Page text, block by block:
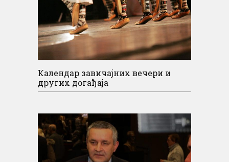
Календар завичајних вечери и
других догађаја